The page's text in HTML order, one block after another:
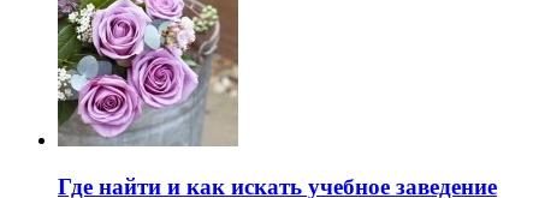
Где найти и как искать учебное заведение